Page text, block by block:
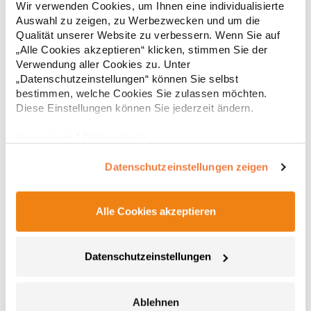
Wir verwenden Cookies, um Ihnen eine individualisierte
Auswahl zu zeigen, zu Werbezwecken und um die
Qualität unserer Website zu verbessern. Wenn Sie auf
„Alle Cookies akzeptieren“ klicken, stimmen Sie der
Verwendung aller Cookies zu. Unter
„Datenschutzeinstellungen“ können Sie selbst
bestimmen, welche Cookies Sie zulassen möchten.
Diese Einstellungen können Sie jederzeit ändern.
Datenschutzeinstellungen zeigen
Alle Cookies akzeptieren
Datenschutzeinstellungen
Ablehnen
Pfegehinweis: 40 °C waschbarBügeln erlaubtGrammatur: 160
g/m² (White: 170 g/m²)Materialzusammensetzung: 100%
Baumwolle (Heather Grey: 85% Baumwolle / 15%
Viskose)Angaben zur Produktsicherheit: Herst.-Nr.:
CA6690Hersteller: GORFACTORY S.A Ctra. Santomera / Abanilla
Km 8.8 30620 Fortuna (Murcia) Spanien E-Mail:
info@gorfactory.es
ab 6,83 € *
* Preise inkl. gesetzlicher Mwst. + Versandkosten *
NX6010 Next Level Apparel Herren Tri-Blend T-Shirt